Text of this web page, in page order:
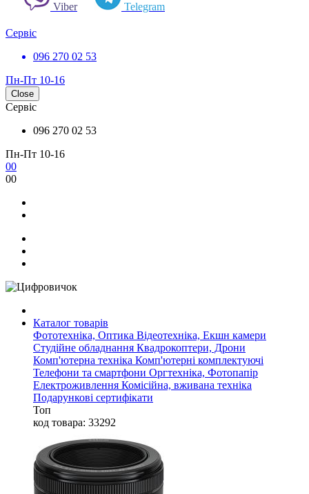
Viber Telegram
Сервіс
096 270 02 53
Пн-Пт 10-16
Close
Сервіс
096 270 02 53
Пн-Пт 10-16
00
00
Каталог товарів
Фототехніка, Оптика Відеотехніка, Екшн камери
Студійне обладнання Квадрокоптери, Дрони
Комп'ютерна техніка Комп'ютерні комплектуючі
Телефони та смартфони Оргтехніка, Фотопапір
Електроживлення Комісійна, вживана техніка
Подарункові сертифікати
Топ
код товара: 33292